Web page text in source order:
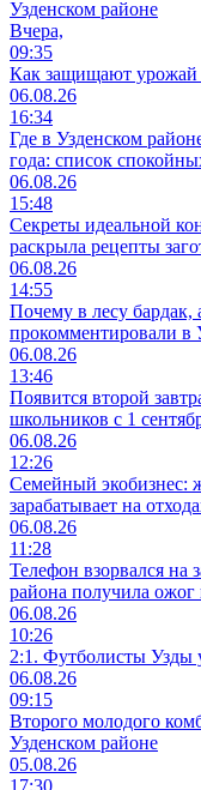
Узденском районе
Вчера,
09:35
Как защищают урожай
06.08.26
16:34
Где в Узденском
года: список
06.08.26
15:48
Секреты идеальной
раскрыла рецепты
06.08.26
14:55
Почему в лесу
прокомментировали в
06.08.26
13:46
Появится второй
школьников с 1
06.08.26
12:26
Семейный экобизнес:
зарабатывает на
06.08.26
11:28
Телефон взорвался на
района получила ожог
06.08.26
10:26
2:1. Футболисты Узды
06.08.26
09:15
Второго молодого
Узденском районе
05.08.26